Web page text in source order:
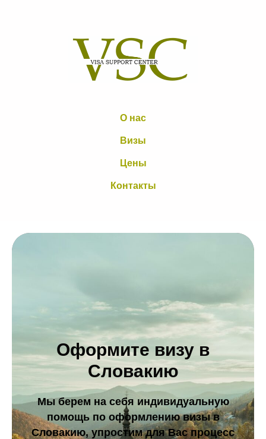
О нас
Визы
Цены
Контакты
Оформите визу в
Словакию
Мы берем на себя индивидуальную
помощь по оформлению визы в
Словакию, упростим для Вас процесс